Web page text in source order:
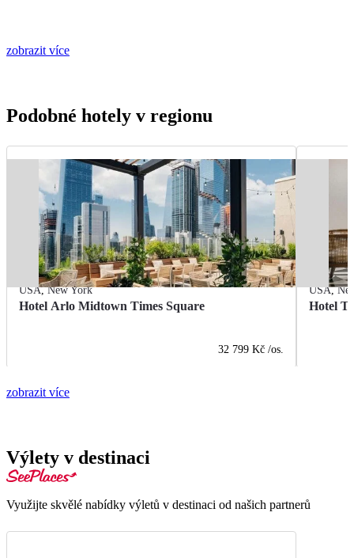
zobrazit více
Podobné hotely v regionu
USA,New York
Hotel Arlo Midtown Times Square
32 799 Kč /os.
USA,
Hotel
zobrazit více
Výlety v destinaci
Využijte skvělé nabídky výletů v destinaci od našich partnerů